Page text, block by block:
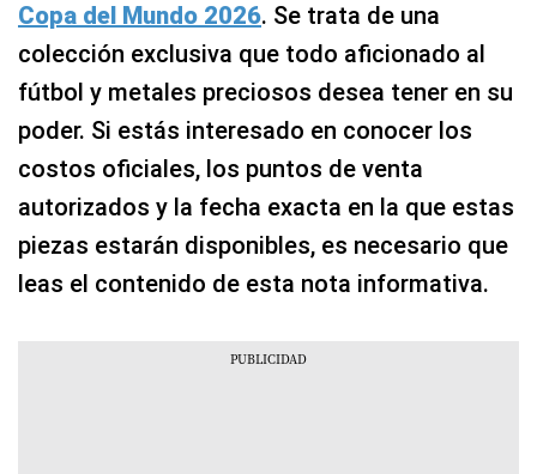
Copa del Mundo 2026. Se trata de una
colección exclusiva que todo aficionado al
fútbol y metales preciosos desea tener en su
poder. Si estás interesado en conocer los
costos oficiales, los puntos de venta
autorizados y la fecha exacta en la que estas
piezas estarán disponibles, es necesario que
leas el contenido de esta nota informativa.